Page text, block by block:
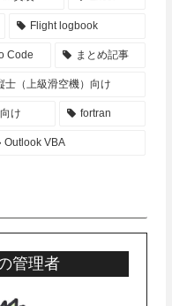
Flight logbook
Code まとめ記事
士（上級滑空機）向け
け fortran
Outlook VBA
管理者